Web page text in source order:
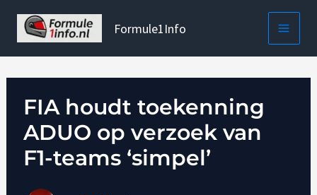
Formule1Info
FIA houdt toekenning
ADUO op verzoek van
F1-teams ‘simpel’